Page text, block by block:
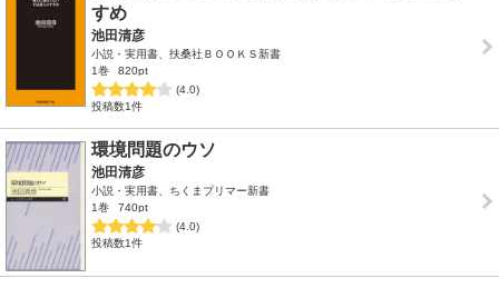
すめ
池田清彦
小説・実用書、扶桑社ＢＯＯＫＳ新書
1巻
820pt
(4.0)
投稿数1件
環境問題のウソ
池田清彦
小説・実用書、ちくまプリマー新書
1巻
740pt
(4.0)
投稿数1件